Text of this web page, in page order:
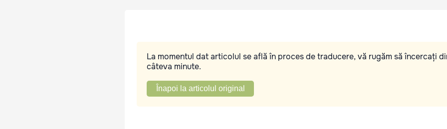
La momentul dat articolul se află în proces de traducere, vă rugăm să încercați
câteva minute.
Înapoi la articolul original